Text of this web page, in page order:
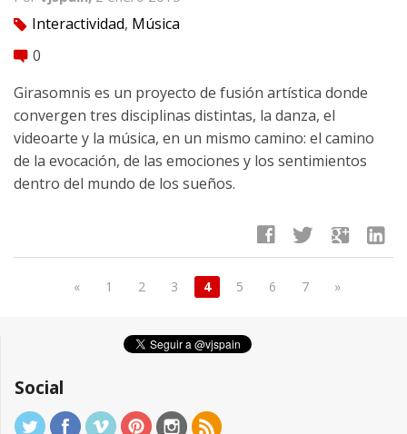
tag Interactividad, Música
comment 0
Girasomnis es un proyecto de fusión artística donde
convergen tres disciplinas distintas, la danza, el
videoarte y la música, en un mismo camino: el camino
de la evocación, de las emociones y los sentimientos
dentro del mundo de los sueños.
facebook twitter google linkedin
« 1 2 3 4 5 6 7 »
Social